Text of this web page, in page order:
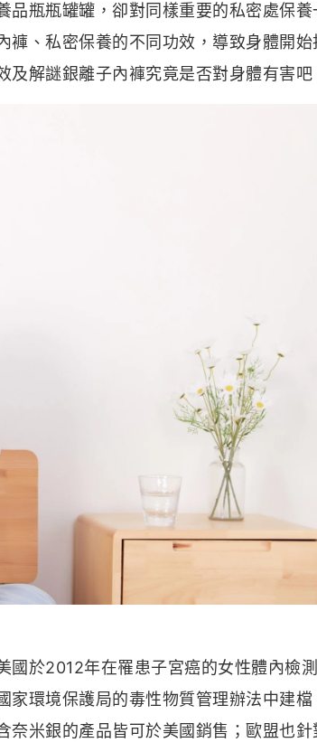
品瓶瓶罐罐，卻對同樣重要的私密處保養
褲、私密保養的不同功效，導致身體開始
及解謎銀離子內褲究竟是否對身體有害吧
國於2012年在罹患子宮癌的女性體內檢
家環境保護局的毒性物質管理辦法中建檔
奈米銀的產品皆可於美國銷售；歐盟也針